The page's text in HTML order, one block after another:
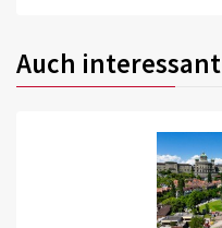
Auch interessant